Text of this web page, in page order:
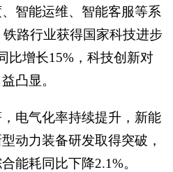
智能运维、智能客服等系
路行业获得国家科技进步
比增长15%，科技创新对
凸显。
电气化率持续提升，新能
动力装备研发取得突破，
能耗同比下降2.1%。